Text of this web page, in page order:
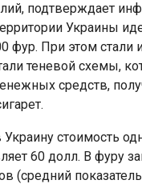
подтверждает
Украины
фур. При этом стали
теневой схемы,
средств,
Украину стоимость
60 долл. В фуру
(средний